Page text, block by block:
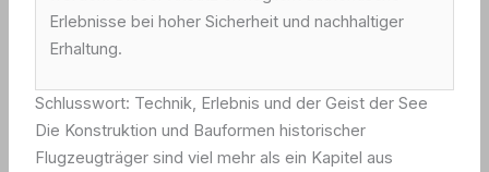
Erlebnisse bei hoher Sicherheit und nachhaltiger
Erhaltung.
Schlusswort: Technik, Erlebnis und der Geist der See
Die Konstruktion und Bauformen historischer
Flugzeugträger sind viel mehr als ein Kapitel aus